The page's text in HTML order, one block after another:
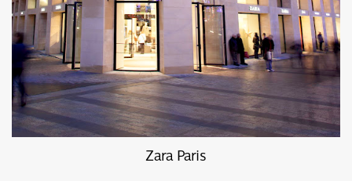
Zara Paris